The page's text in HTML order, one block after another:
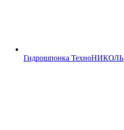
Гидрошпонка ТехноНИКОЛЬ